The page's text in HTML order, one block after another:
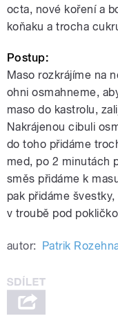
octa, nové koření a
koňaku a trocha
Postup:
Maso rozkrájíme na
ohni osmahneme,
maso do kastrolu,
Nakrájenou cibuli
do toho přidáme
med, po 2 minutách
směs přidáme k
pak přidáme
v troubě pod
autor: Patrik